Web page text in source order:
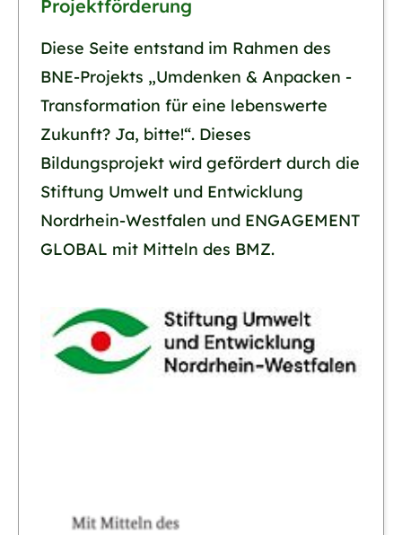
Projektförderung
Diese Seite entstand im Rahmen des
BNE-Projekts „Umdenken & Anpacken -
Transformation für eine lebenswerte
Zukunft? Ja, bitte!“. Dieses
Bildungsprojekt wird gefördert durch die
Stiftung Umwelt und Entwicklung
Nordrhein-Westfalen und ENGAGEMENT
GLOBAL mit Mitteln des BMZ.